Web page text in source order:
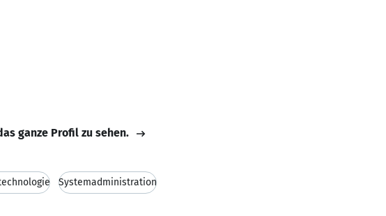
ganze Profil zu sehen.
Systemadministration